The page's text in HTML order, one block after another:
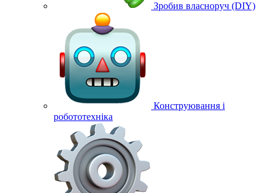
Зробив власноруч (DIY)
Конструювання і
робототехніка